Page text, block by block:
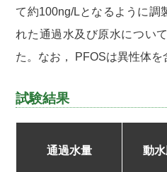
て約100ng/Lとなるように調
れた通過水及び原水につい
た。なお， PFOSは異性体を
試験結果
通過水量 動